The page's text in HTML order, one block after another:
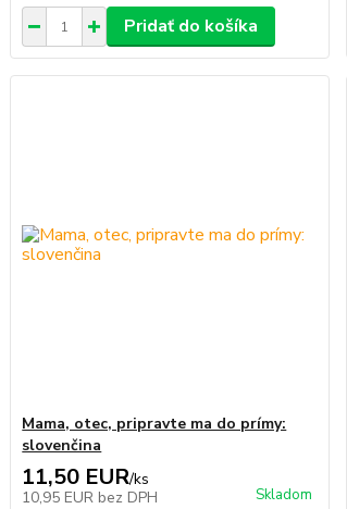
Pridať do košíka
Mama, otec, pripravte ma do prímy:
slovenčina
11,50 EUR/ks
10,95 EUR bez DPH Skladom